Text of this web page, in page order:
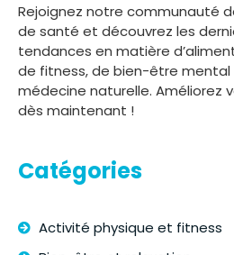
Rejoignez notre communauté
de santé et découvrez les
tendances en matière
de fitness, de bien-être
médecine naturelle. Améliorez
dès maintenant !
Catégories
Activité physique et fitness